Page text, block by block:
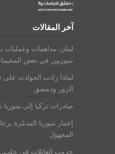
آخر المقالات
لبنان: مداهمات وعمليات
سوريين في بعض
لماذا زادت الحوادث
الزور ودمشق
صادرات تركيا إلى سوريا ترتفع 26 %
إعمار سوريا المدمّرة
المجهول
حروب العائلات في حلب…